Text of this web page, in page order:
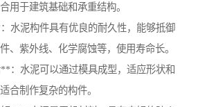
用于建筑基础和承重结构。
水泥构件具有优良的耐久性，能够抵御
、紫外线、化学腐蚀等，使用寿命长。
：水泥可以通过模具成型，适应形状和
合制作复杂的构件。